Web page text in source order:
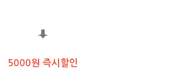
⬇
5000원 즉시할인